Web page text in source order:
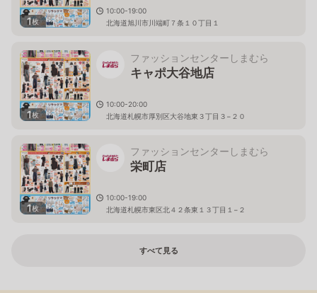
1枚
10:00-19:00
北海道旭川市川端町７条１０丁目１
1枚
ファッションセンターしまむら
キャポ大谷地店
10:00-20:00
北海道札幌市厚別区大谷地東３丁目３−２０
1枚
ファッションセンターしまむら
栄町店
10:00-19:00
北海道札幌市東区北４２条東１３丁目１−２
すべて見る